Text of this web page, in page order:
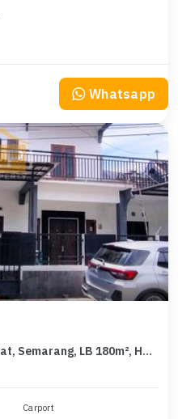
Whatsapp
Rumah Dijual di Semarang Barat, Semarang, LB 180m², Harga Kompetitif!
Carport